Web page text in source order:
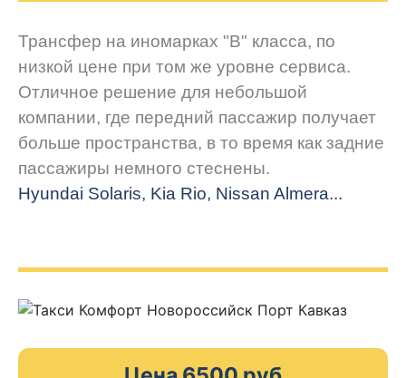
Трансфер на иномарках "В" класса, по
низкой цене при том же уровне сервиса.
Отличное решение для небольшой
компании, где передний пассажир получает
больше пространства, в то время как задние
пассажиры немного стеснены.
Hyundai Solaris, Kia Rio, Nissan Almera...